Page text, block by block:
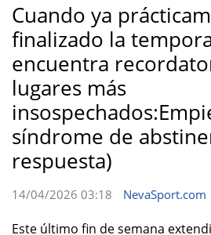
Cuando ya
finalizado la
encuentra
lugares más
síndrome de
respuesta)
14/04/2026 03:18 NevaSport.com
Este último fin de semana